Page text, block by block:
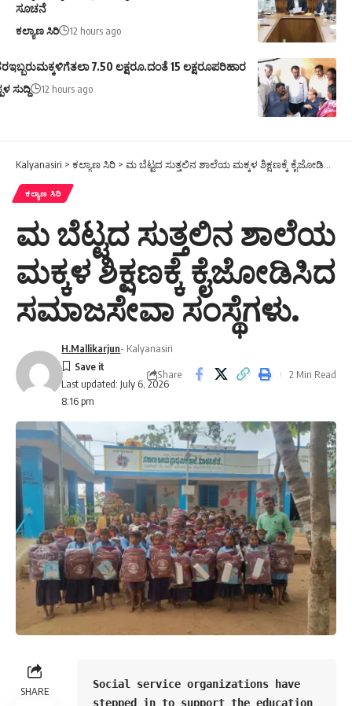
ಸೂಚನೆ
ಕಲ್ಯಾಣ ಸಿರಿ 12 hours ago
7.50 ಲಕ್ಷರೂ.ದಂತೆ 15 ಲಕ್ಷರೂಪರಿಹಾರ
ಸುದ್ದಿ 12 hours ago
Kalyanasiri > ಕಲ್ಯಾಣ ಸಿರಿ > ಮ ಬೆಟ್ಟದ ಸುತ್ತಲಿನ ಶಾಲೆಯ ಮಕ್ಕಳ ಶಿಕ್ಷಣಕ್ಕೆ ಕೈಜೋಡಿಸಿದ ಸಮಾಜಸೇವಾ ಸಂಸ್ಥೆಗಳು.
ಕಲ್ಯಾಣ ಸಿರಿ
ಮ ಬೆಟ್ಟದ ಸುತ್ತಲಿನ ಶಾಲೆಯ
ಮಕ್ಕಳ ಶಿಕ್ಷಣಕ್ಕೆ ಕೈಜೋಡಿಸಿದ
ಸಮಾಜಸೇವಾ ಸಂಸ್ಥೆಗಳು.
Last updated: July 6, 2026
8:16 pm
H.Mallikarjun- Kalyanasiri
Share 2 Min Read
SHARE
Social service organizations have
stepped in to support the education